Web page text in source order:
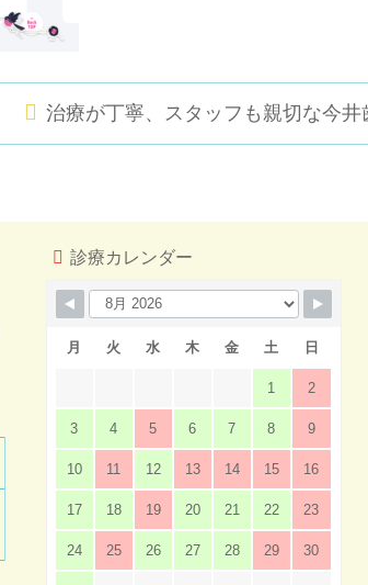
治療が丁寧、スタッフも親切な今井
診療カレンダー
月 火 水 木 金 土 日
1 2
3 4 5 6 7 8 9
10 11 12 13 14 15 16
17 18 19 20 21 22 23
24 25 26 27 28 29 30